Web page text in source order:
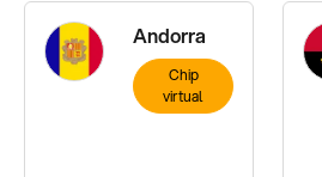
Andorra
Chip
virtual